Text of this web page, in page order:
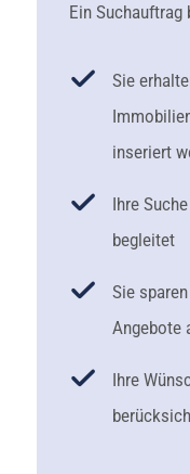
Ein Suchauftrag
Sie
inseriert
Ihre
begleitet
Sie
Angebote
Ihre